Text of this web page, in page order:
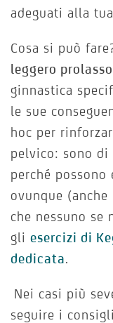
adeguati alla
Cosa si può
leggero
ginnastica
le sue
hoc per
pelvico: sono di
perché
ovunque
che nessuno se
gli esercizi di
dedicata.
Nei casi più
seguire i